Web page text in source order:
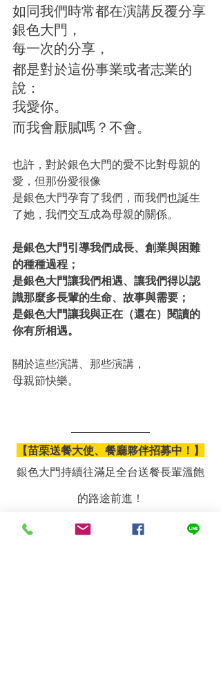
如同我們時常都在演講反覆分享
銀色大門，
每一次的分享，
都是對於這份事業或者志業的
說：
我愛你。
而我會厭膩嗎？不會。
也許，對於銀色大門的愛不比對母親的
愛，但那份愛很像
是銀色大門孕育了我們，而我們也誕生
了她，我們交互成為母親的關係。
是銀色大門引導我們成長、創業與困難
的種種過程；
是銀色大門讓我們相遇、讓我們得以認
識那麼多長輩的生命、故事與需要；
是銀色大門讓我與正在（還在）閱讀的
你有所相遇。
關於這些演講、那些演講，
母親節快樂。
【苗栗送餐大使、餐廳夥伴招募中！】
銀色大門持續往滿足全台送餐長輩溫飽
的路途前進！
五月起，我們與『苗栗縣政府長期照護